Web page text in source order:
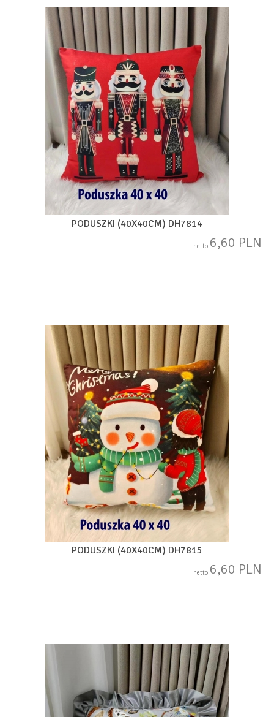
PODUSZKI (40X40CM) DH7814
netto 6,60 PLN
PODUSZKI (40X40CM) DH7815
netto 6,60 PLN